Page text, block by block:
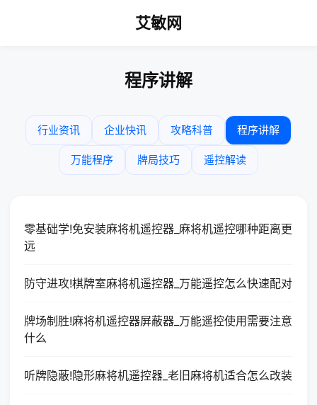
艾敏网
程序讲解
行业资讯 企业快讯 攻略科普 程序讲解
万能程序 牌局技巧 遥控解读
零基础学!免安装麻将机遥控器_麻将机遥控哪种距离更
远
防守进攻!棋牌室麻将机遥控器_万能遥控怎么快速配对
牌场制胜!麻将机遥控器屏蔽器_万能遥控使用需要注意
什么
听牌隐蔽!隐形麻将机遥控器_老旧麻将机适合怎么改装